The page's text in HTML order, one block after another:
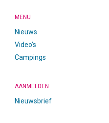
MENU
Nieuws
Video’s
Campings
AANMELDEN
Nieuwsbrief